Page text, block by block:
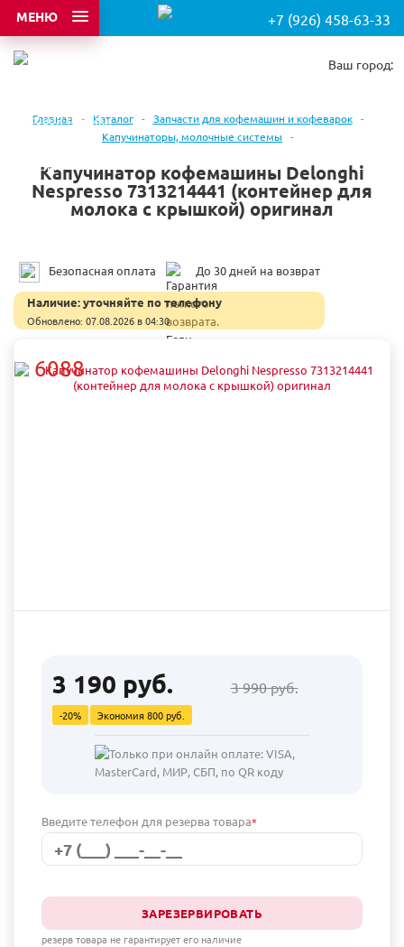
+7 (926) 458-63-33
Ваш город:
МЕНЮ
Главная - Каталог - Запчасти для кофемашин и кофеварок -
Капучинаторы, молочные системы -
Капучинатор кофемашины Delonghi
Nespresso 7313214441 (контейнер для
молока с крышкой) оригинал
Безопасная оплата До 30 дней на возврат
Наличие:уточняйте по телефону
Обновлено: 07.08.2026 в 04:30
6088
3 190 руб. 3 990 руб.
-20% Экономия800 руб.
Введите телефон для резерва товара*
ЗАРЕЗЕРВИРОВАТЬ
резерв товара не гарантирует его наличие